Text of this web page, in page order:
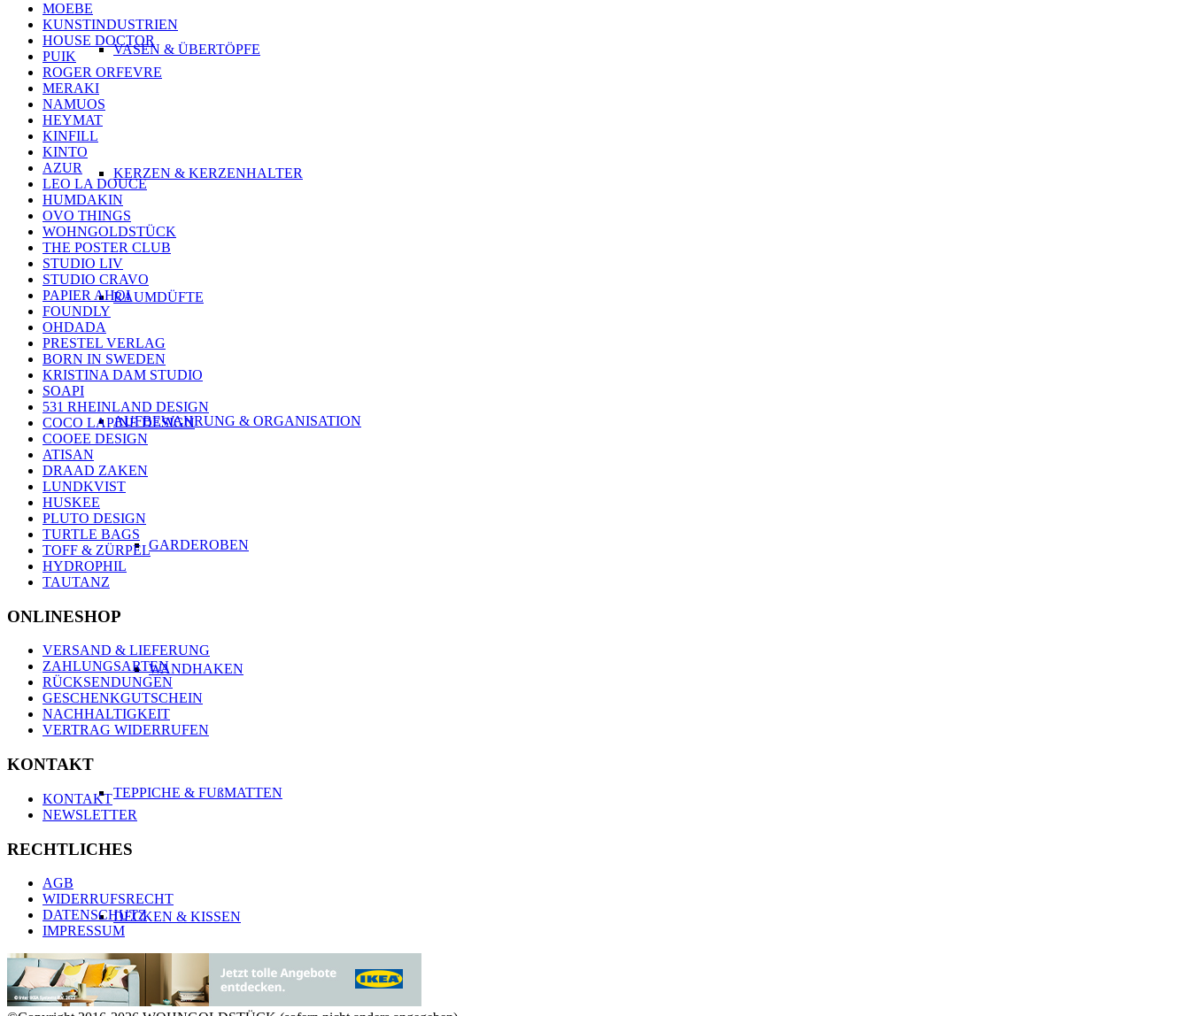
VASEN & ÜBERTÖPFE
KERZEN & KERZENHALTER
RAUMDÜFTE
AUFBEWAHRUNG & ORGANISATION
GARDEROBEN
WANDHAKEN
TEPPICHE & FUßMATTEN
DECKEN & KISSEN
MOEBE
KUNSTINDUSTRIEN
HOUSE DOCTOR
PUIK
ROGER ORFEVRE
MERAKI
NAMUOS
HEYMAT
KINFILL
KINTO
AZUR
LEO LA DOUCE
HUMDAKIN
OVO THINGS
WOHNGOLDSTÜCK
THE POSTER CLUB
STUDIO LIV
STUDIO CRAVO
PAPIER AHOI
FOUNDLY
OHDADA
PRESTEL VERLAG
BORN IN SWEDEN
KRISTINA DAM STUDIO
SOAPI
531 RHEINLAND DESIGN
COCO LAPINE DESIGN
COOEE DESIGN
ATISAN
DRAAD ZAKEN
LUNDKVIST
HUSKEE
PLUTO DESIGN
TURTLE BAGS
TOFF & ZÜRPEL
HYDROPHIL
TAUTANZ
ONLINESHOP
VERSAND & LIEFERUNG
ZAHLUNGSARTEN
RÜCKSENDUNGEN
GESCHENKGUTSCHEIN
NACHHALTIGKEIT
VERTRAG WIDERRUFEN
KONTAKT
KONTAKT
NEWSLETTER
RECHTLICHES
AGB
WIDERRUFSRECHT
DATENSCHUTZ
IMPRESSUM